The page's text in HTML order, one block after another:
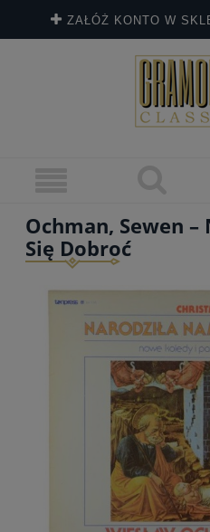
ZAŁÓŻ KONTO W
Ochman, Sewen –
Się Dobroć